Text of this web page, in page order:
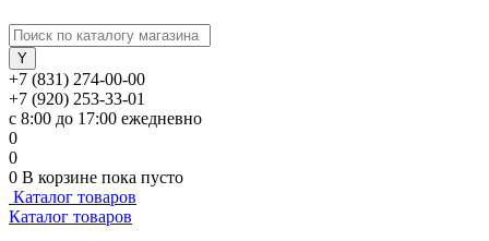
+7 (831) 274-00-00
+7 (920) 253-33-01
с 8:00 до 17:00 ежедневно
0
0
0 В корзине пока пусто
Каталог товаров
Каталог товаров